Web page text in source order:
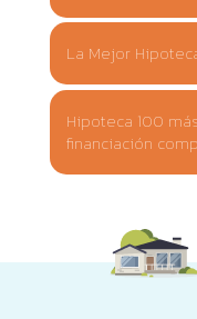
La Mejor
Hipoteca 100
financiación